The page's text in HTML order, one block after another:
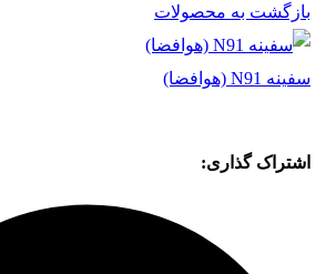
بازگشت به محصولات
سفینه N91 (هوافضا)
اشتراک گذاری: